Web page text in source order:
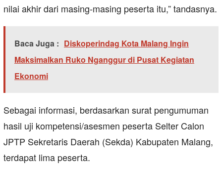
nilai akhir dari masing-masing peserta itu,” tandasnya.
Baca Juga : Diskoperindag Kota Malang Ingin
Maksimalkan Ruko Nganggur di Pusat Kegiatan
Ekonomi
Sebagai informasi, berdasarkan surat pengumuman
hasil uji kompetensi/asesmen peserta Selter Calon
JPTP Sekretaris Daerah (Sekda) Kabupaten Malang,
terdapat lima peserta.